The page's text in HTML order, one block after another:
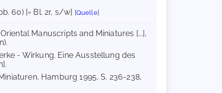
60) [= Bl. 2r, s/w] [Quelle]
Manuscripts and Miniatures [...],
- Wirkung. Eine Ausstellung des
Hamburg 1995, S. 236-238,